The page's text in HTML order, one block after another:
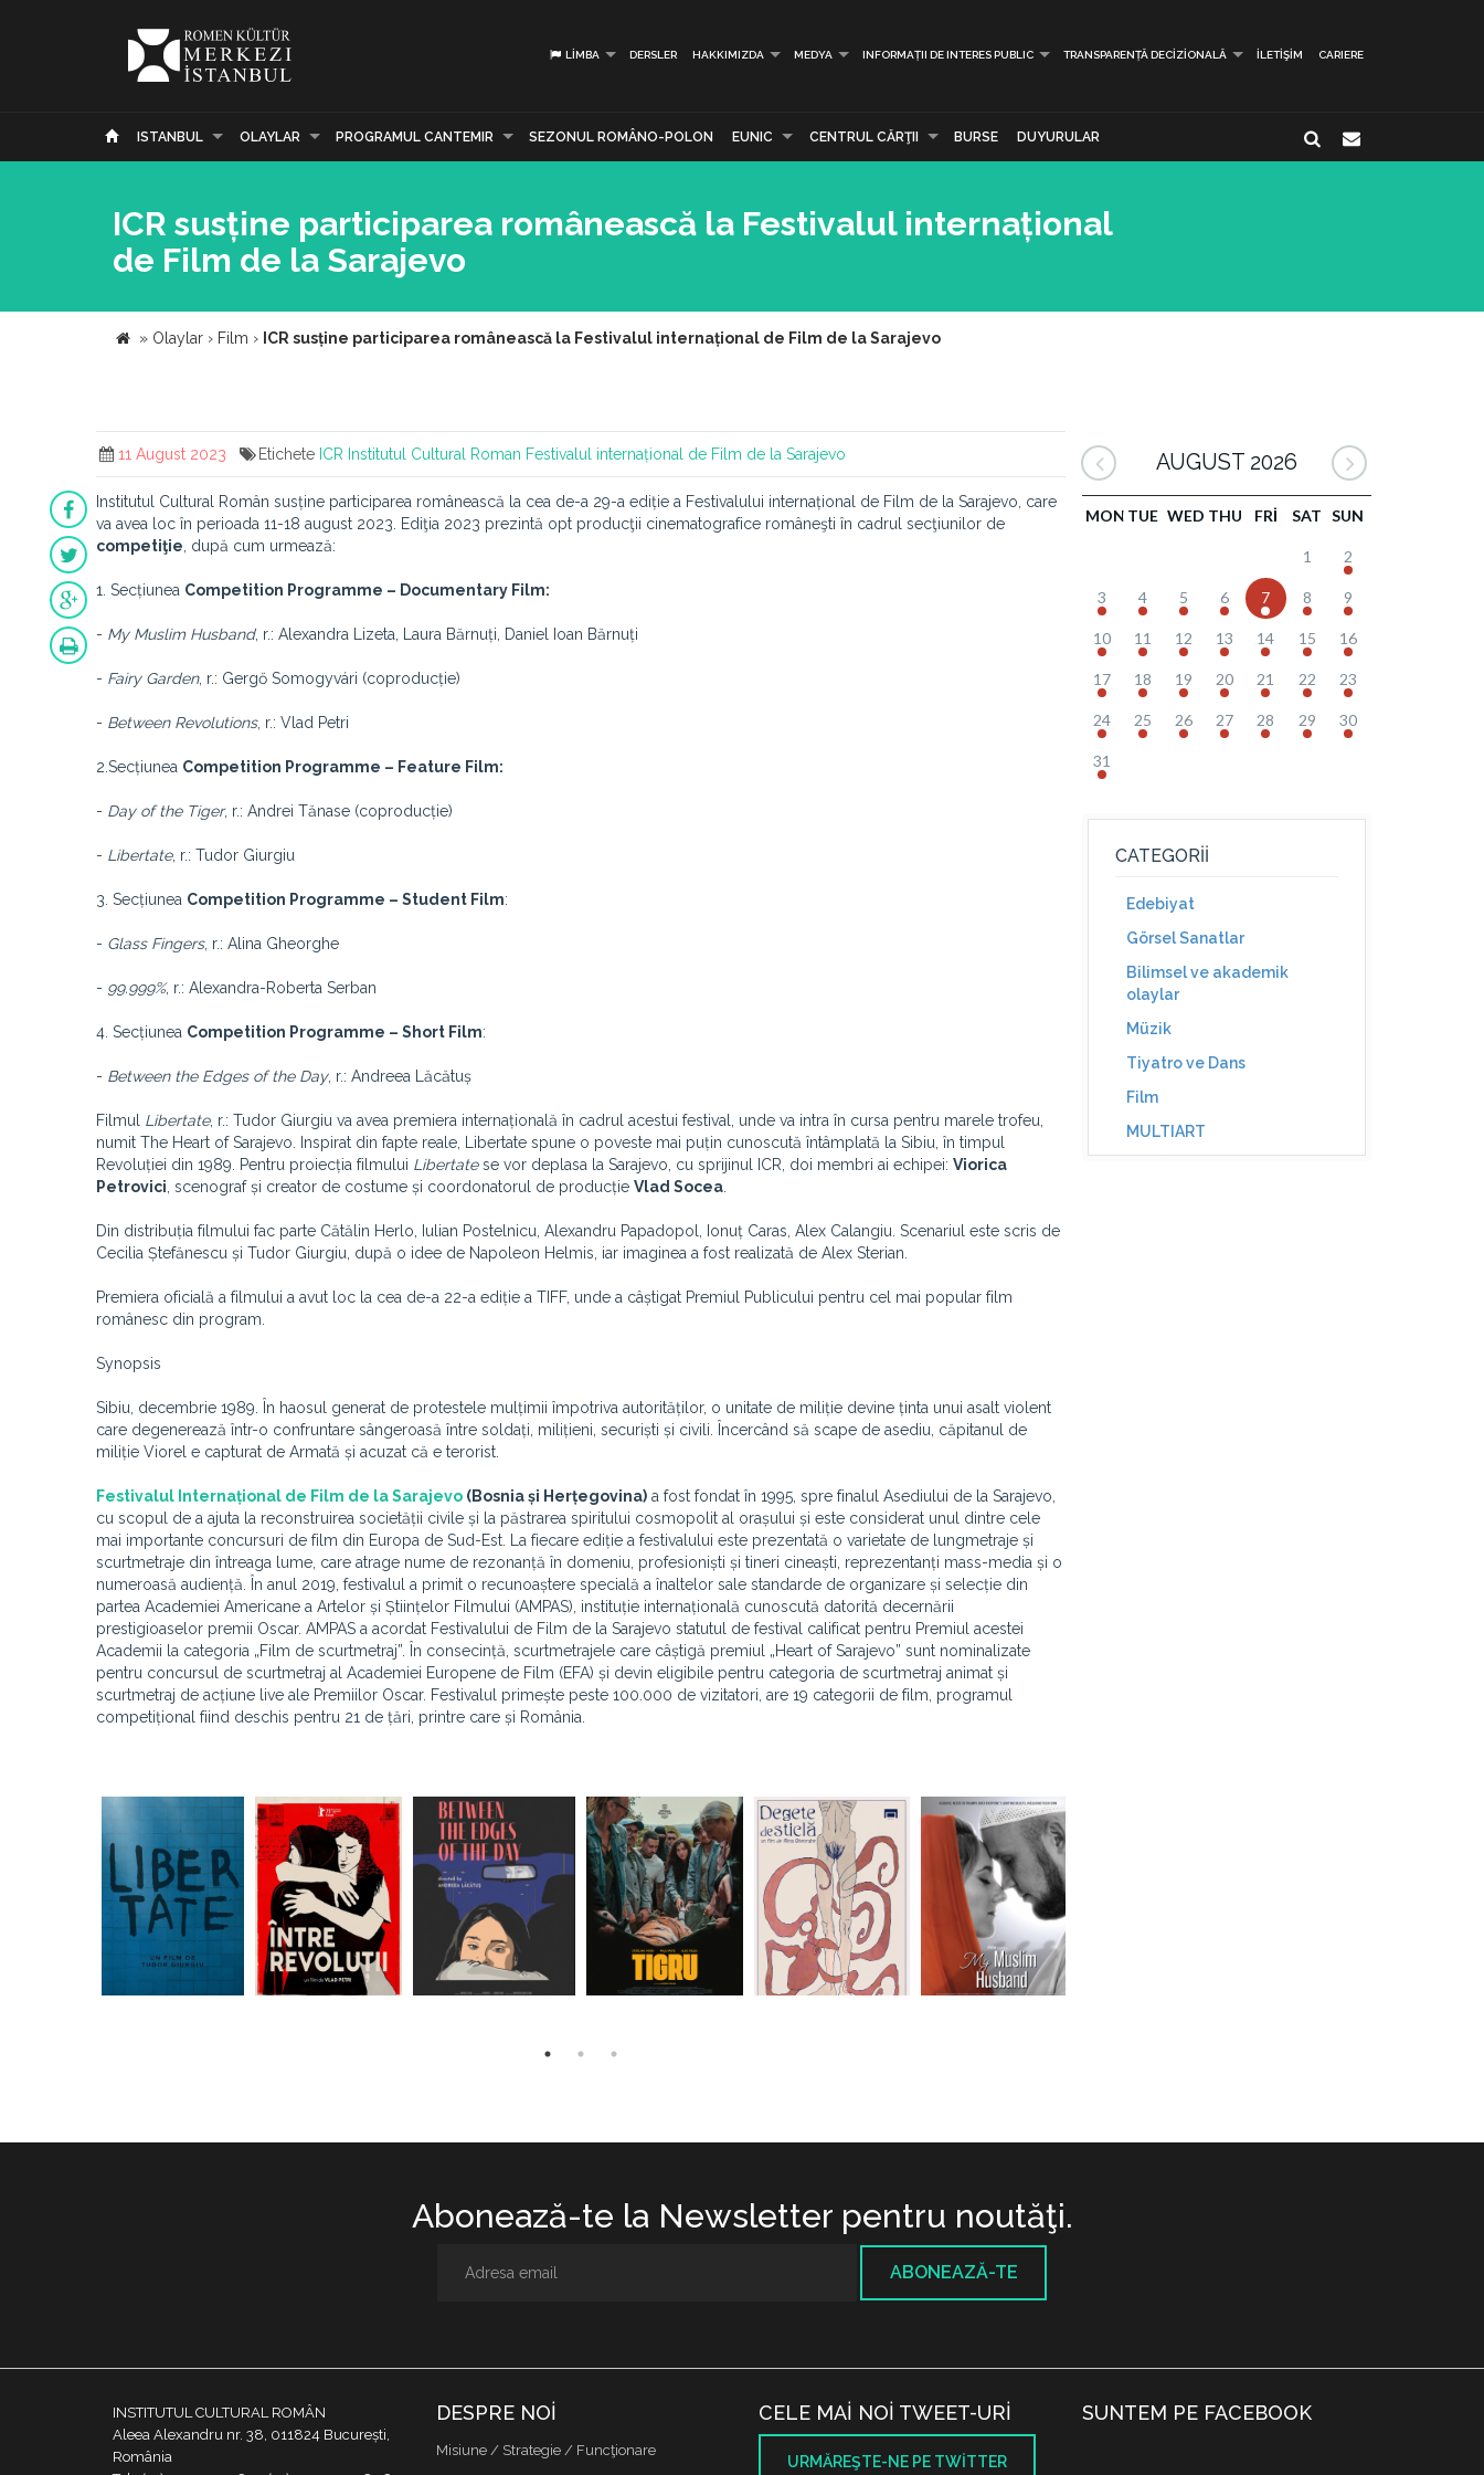
LIMBA DERSLER HAKKIMIZDA MEDYA INFORMAȚII DE INTERES PUBLIC TRANSPARENȚĂ DECIZIONALĂ İLETIŞIM CARIERE
ISTANBUL OLAYLAR PROGRAMUL CANTEMIR SEZONUL ROMÂNO-POLON EUNIC CENTRUL CĂRŢII BURSE DUYURULAR
ICR susține participarea românească la Festivalul internațional
de Film de la Sarajevo
» Olaylar › Film › ICR susține participarea românească la Festivalul internațional de Film de la Sarajevo
11 August 2023 Etichete ICR Institutul Cultural Roman Festivalul internațional de Film de la Sarajevo
Institutul Cultural Român susține participarea românească la cea de-a 29-a ediție a Festivalului internațional de Film de la Sarajevo, care
va avea loc în perioada 11-18 august 2023. Ediţia 2023 prezintă opt producţii cinematografice româneşti în cadrul secţiunilor de
competiţie , după cum urmează:
1. Secțiunea Competition Programme – Documentary Film:
- My Muslim Husband, r.: Alexandra Lizeta, Laura Bărnuți, Daniel Ioan Bărnuți
- Fairy Garden, r.: Gergő Somogyvári (coproducție)
- Between Revolutions, r.: Vlad Petri
2.Secțiunea Competition Programme – Feature Film:
- Day of the Tiger, r.: Andrei Tănase (coproducție)
- Libertate, r.: Tudor Giurgiu
3. Secțiunea Competition Programme – Student Film:
- Glass Fingers, r.: Alina Gheorghe
- 99.999%, r.: Alexandra-Roberta Serban
4. Secțiunea Competition Programme – Short Film:
- Between the Edges of the Day, r.: Andreea Lăcătuș
Filmul Libertate, r.: Tudor Giurgiu va avea premiera internațională în cadrul acestui festival, unde va intra în cursa pentru marele trofeu,
numit The Heart of Sarajevo. Inspirat din fapte reale, Libertate spune o poveste mai puțin cunoscută întâmplată la Sibiu, în timpul
Revoluției din 1989. Pentru proiecția filmului Libertatese vor deplasa la Sarajevo, cu sprijinul ICR, doi membri ai echipei: Viorica
Petrovici , scenograf și creator de costume și coordonatorul de producție Vlad Socea
Din distribuția filmului fac parte Cătălin Herlo, Iulian Postelnicu, Alexandru Papadopol, Ionuț Caras, Alex Calangiu. Scenariul este scris de
Cecilia Ștefănescu și Tudor Giurgiu, după o idee de Napoleon Helmis, iar imaginea a fost realizată de Alex Sterian.
Premiera oficială a filmului a avut loc la cea de-a 22-a ediție a TIFF, unde a câștigat Premiul Publicului pentru cel mai popular film
românesc din program.
Synopsis
Sibiu, decembrie 1989. În haosul generat de protestele mulțimii împotriva autorităților, o unitate de miliție devine ținta unui asalt violent
care degenerează într-o confruntare sângeroasă între soldați, milițieni, securiști și civili. Încercând să scape de asediu, căpitanul de
miliție Viorel e capturat de Armată și acuzat că e terorist.
Festivalul Internațional de Film de la Sarajevo (Bosnia și Herțegovina) a fost fondat în 1995, spre finalul Asediului de la Sarajevo,
cu scopul de a ajuta la reconstruirea societății civile și la păstrarea spiritului cosmopolit al orașului și este considerat unul dintre cele
mai importante concursuri de film din Europa de Sud-Est. La fiecare ediție a festivalului este prezentată o varietate de lungmetraje și
scurtmetraje din întreaga lume, care atrage nume de rezonanță în domeniu, profesioniști și tineri cineaști, reprezentanți mass-media și o
numeroasă audiență. În anul 2019, festivalul a primit o recunoaștere specială a înaltelor sale standarde de organizare și selecție din
partea Academiei Americane a Artelor și Științelor Filmului (AMPAS), instituție internațională cunoscută datorită decernării
prestigioaselor premii Oscar. AMPAS a acordat Festivalului de Film de la Sarajevo statutul de festival calificat pentru Premiul acestei
Academii la categoria „Film de scurtmetraj”. În consecință, scurtmetrajele care câștigă premiul „Heart of Sarajevo” sunt nominalizate
pentru concursul de scurtmetraj al Academiei Europene de Film (EFA) și devin eligibile pentru categoria de scurtmetraj animat și
scurtmetraj de acțiune live ale Premiilor Oscar. Festivalul primește peste 100.000 de vizitatori, are 19 categorii de film, programul
competițional fiind deschis pentru 21 de țări, printre care și România.
AUGUST 2026
MON TUE WED THU FRI SAT SUN
1 2
3 4 5 6 7 8 9
10 11 12 13 14 15 16
17 18 19 20 21 22 23
24 25 26 27 28 29 30
31
CATEGORII
Edebiyat
Görsel Sanatlar
Bilimsel ve akademik
olaylar
Müzik
Tiyatro ve Dans
Film
MULTIART
Abonează-te la Newsletter pentru noutăţi.
ABONEAZĂ-TE
INSTITUTUL CULTURAL ROMÂN
Aleea Alexandru nr. 38, 011824 București,
România
DESPRE NOI
Misiune / Strategie / Funcţionare
CELE MAI NOI TWEET-URI
URMĂREŞTE-NE PE TWITTER
SUNTEM PE FACEBOOK